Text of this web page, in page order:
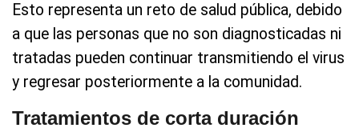
Esto representa un reto de salud pública, debido
a que las personas que no son diagnosticadas ni
tratadas pueden continuar transmitiendo el virus
y regresar posteriormente a la comunidad.
Tratamientos de corta duración